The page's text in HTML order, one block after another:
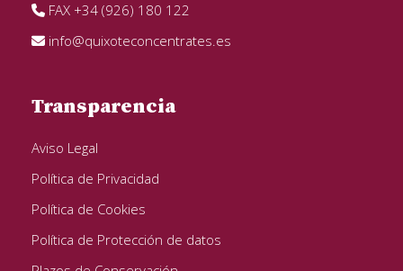
FAX +34 (926) 180 122
info@quixoteconcentrates.es
Transparencia
Aviso Legal
Política de Privacidad
Política de Cookies
Política de Protección de datos